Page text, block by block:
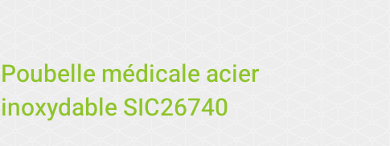
Poubelle médicale acier
inoxydable SIC26740